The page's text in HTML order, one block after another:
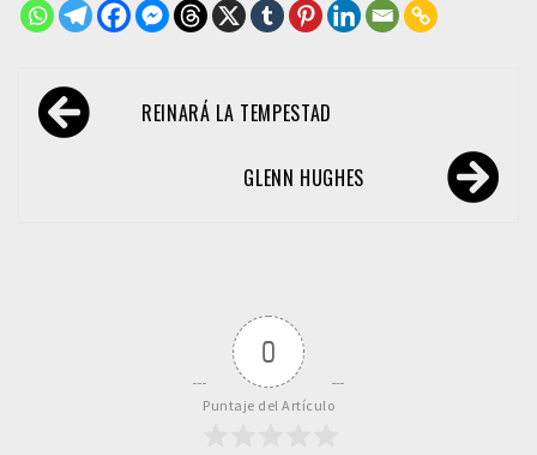
Navegación
de REINARÁ LA TEMPESTAD
GLENN HUGHES
0
Puntaje del Artículo